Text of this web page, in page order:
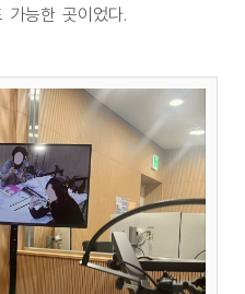
능한 곳이었다.